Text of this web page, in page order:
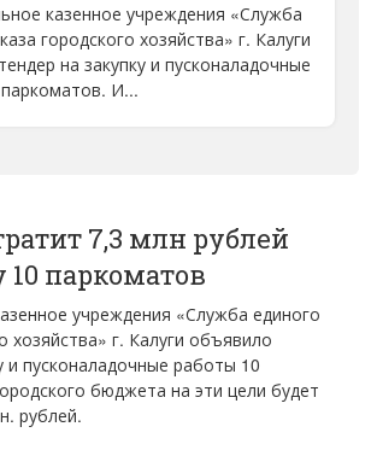
казенное учреждения «Служба
городского хозяйства» г. Калуги
на закупку и пусконаладочные
И...
7,3 млн рублей
10 паркоматов
учреждения «Служба единого
хозяйства» г. Калуги объявило
и пусконаладочные работы 10
бюджета на эти цели будет
рублей.